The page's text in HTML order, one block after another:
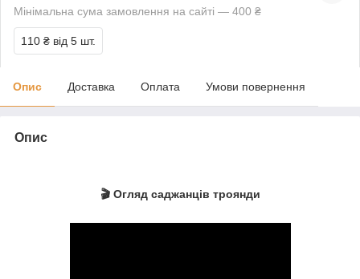
Мінімальна сума замовлення на сайті — 400 ₴
110 ₴ від 5 шт.
Опис Доставка Оплата Умови повернення
Опис
🎬 Огляд саджанців троянди